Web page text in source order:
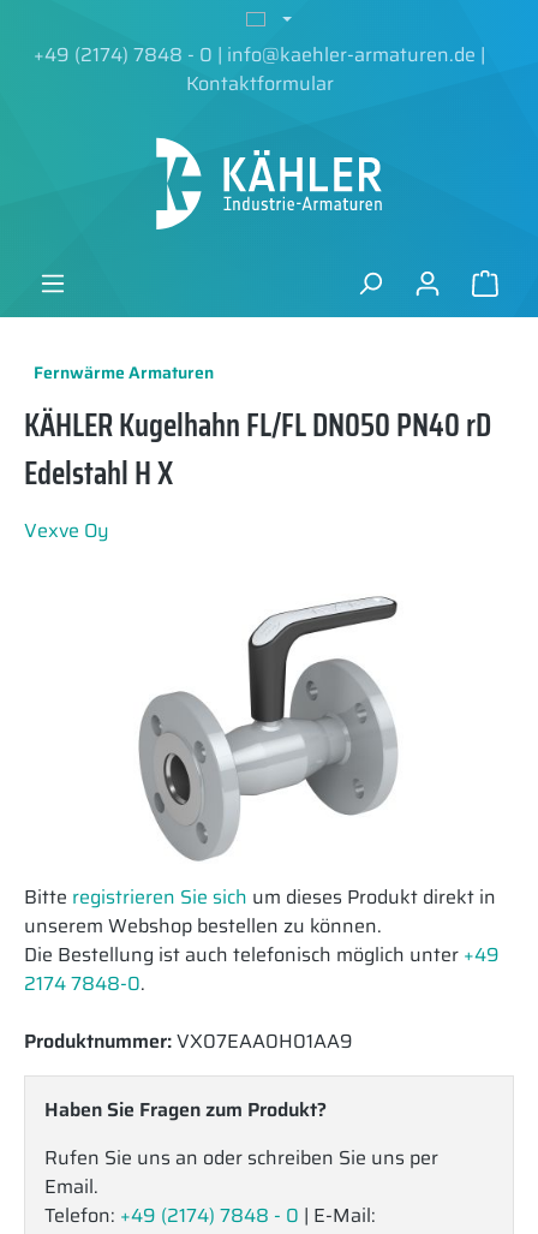
+49 (2174) 7848 - 0 | info@kaehler-armaturen.de |
Kontaktformular
Fernwärme Armaturen
KÄHLER Kugelhahn FL/FL DN050 PN40 rD
Edelstahl H X
Vexve Oy
Bitte registrieren Sie sich um dieses Produkt direkt in
unserem Webshop bestellen zu können.
Die Bestellung ist auch telefonisch möglich unter +49
2174 7848-0.
Produktnummer:VX07EAA0H01AA9
Haben Sie Fragen zum Produkt?
Rufen Sie uns an oder schreiben Sie uns per
Email.
Telefon: +49 (2174) 7848 - 0 | E-Mail: